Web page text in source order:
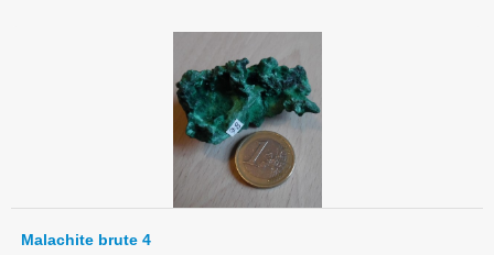
Malachite brute 4